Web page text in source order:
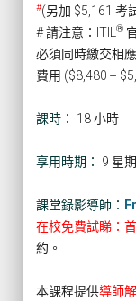
#(另加 $5,161 考
# 請注意：ITIL
®
必須同時繳交相
費用 ($8,480 +
課時： 18 小時
享用時期： 9 星
課堂錄影導師：
在校免費試睇：
約。
本課程提供導師